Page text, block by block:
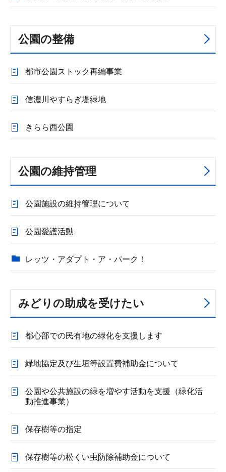
公園の整備
都市公園ストック再編事業
信濃川やすらぎ堤緑地
きらら西公園
公園の維持管理
公園施設の維持管理について
公園愛護活動
レッツ・アダプト・ア・パーク！
みどりの助成を受けたい
都心部での民有地の緑化を支援します
緑地協定及び生垣等設置費補助金について
公園や公共施設の緑を増やす活動を支援（緑化活
動推進事業）
保存樹等の指定
保存樹等の松くい虫防除補助金について